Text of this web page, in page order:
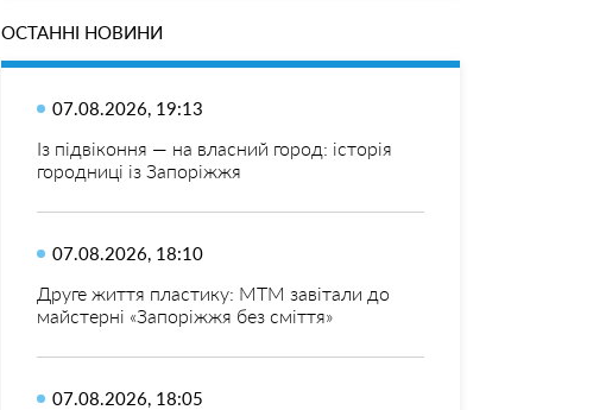
ОСТАННІ НОВИНИ
07.08.2026, 19:13
Із підвіконня — на власний город: історія
городниці із Запоріжжя
07.08.2026, 18:10
Друге життя пластику: МТМ завітали до
майстерні «Запоріжжя без сміття»
07.08.2026, 18:05